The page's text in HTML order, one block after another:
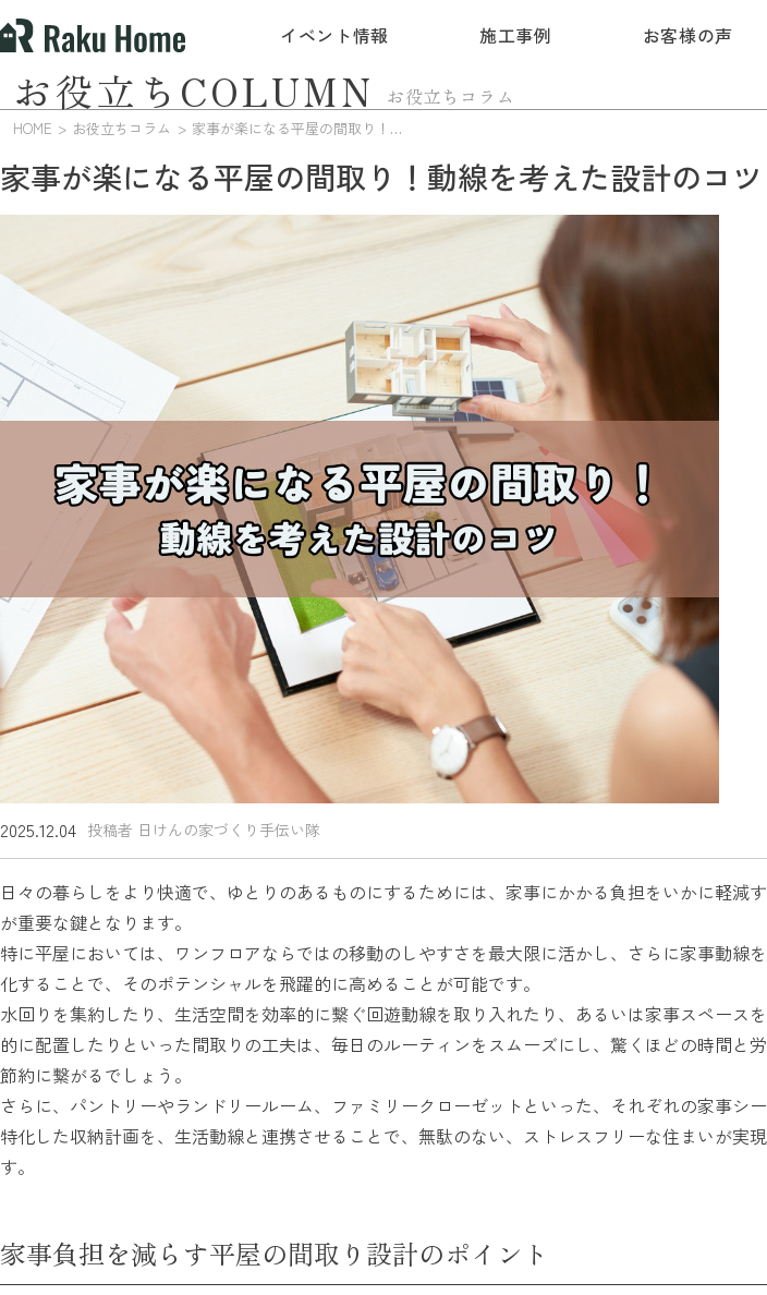
イベント情報 施工事例 お客様の声
お役立ちコラム
お役立ちCOLUMN
HOME お役立ちコラム 家事が楽になる平屋の間取り！動線を考えた設計のコツ
家事が楽になる平屋の間取り！動線を考えた設計のコツ
2025.12.04 投稿者 日けんの家づくり手伝い隊
日々の暮らしをより快適で、ゆとりのあるものにするためには、家事にかかる負担をいかに軽減
が重要な鍵となります。
特に平屋においては、ワンフロアならではの移動のしやすさを最大限に活かし、さらに家事動線
化することで、そのポテンシャルを飛躍的に高めることが可能です。
水回りを集約したり、生活空間を効率的に繋ぐ回遊動線を取り入れたり、あるいは家事スペース
的に配置したりといった間取りの工夫は、毎日のルーティンをスムーズにし、驚くほどの時間と
節約に繋がるでしょう。
さらに、パントリーやランドリールーム、ファミリークローゼットといった、それぞれの家事シ
特化した収納計画を、生活動線と連携させることで、無駄のない、ストレスフリーな住まいが実
す。
家事負担を減らす平屋の間取り設計のポイント